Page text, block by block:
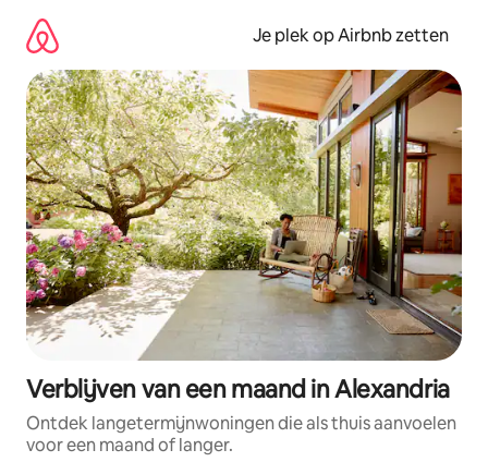
direct
naar
inhoud
Je plek op Airbnb zetten
Verblijven van een maand in Alexandria
Ontdek langetermijnwoningen die als thuis aanvoelen
voor een maand of langer.